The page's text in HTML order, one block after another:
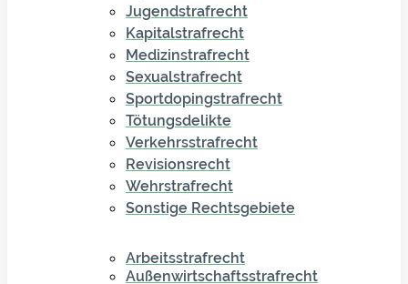
Jugendstrafrecht
Kapitalstrafrecht
Medizinstrafrecht
Sexualstrafrecht
Sportdopingstrafrecht
Tötungsdelikte
Verkehrsstrafrecht
Revisionsrecht
Wehrstrafrecht
Sonstige Rechtsgebiete
Arbeitsstrafrecht
Außenwirtschaftsstrafrecht